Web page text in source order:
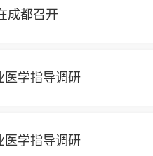
成都召开
医学指导调研
医学指导调研